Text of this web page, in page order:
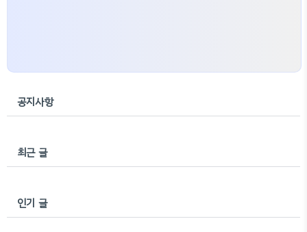
공지사항
최근 글
인기 글